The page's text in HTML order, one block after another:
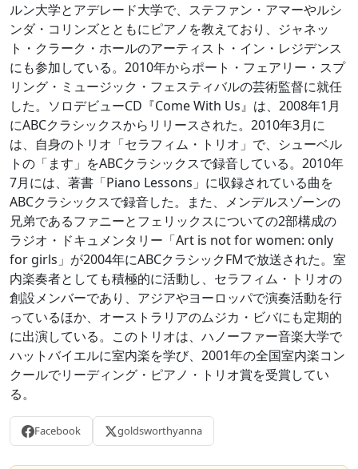
ルン大学とアデレード大学で、ステファン・アマーやルシ
ンダ・コリンズとともにピアノを教えており、ジャネッ
ト・クラーク・ホールのアーティスト・イン・レジデンス
にも参加している。2010年からポート・フェアリー・スプ
リング・ミュージック・フェスティバルの芸術監督に就任
した。ソロデビューCD『Come With Us』は、2008年1月
にABCクラシックスからリリースされた。2010年3月に
は、自身のトリオ「セラフィム・トリオ」で、シューベル
トの「ます」をABCクラシックスで録音している。2010年
7月には、著書「Piano Lessons」に収録されている曲を
ABCクラシックスで録音した。また、メンデルスゾーンの
兄弟であるファニーとフェリックスについての2部構成の
ラジオ・ドキュメンタリー「Art is not for women: only
for girls」が2004年にABCクラシックFMで放送された。室
内楽奏者としても積極的に活動し、セラフィム・トリオの
創設メンバーであり、アジアやヨーロッパで演奏活動を行
っているほか、オーストラリアのムジカ・ビバにも定期的
に出演している。このトリオは、ハノーファー音楽大学で
ハットバイエルに室内楽を学び、2001年の全国室内楽コン
クールでリーディング・ピアノ・トリオ賞を受賞してい
る。
Facebook goldsworthyanna